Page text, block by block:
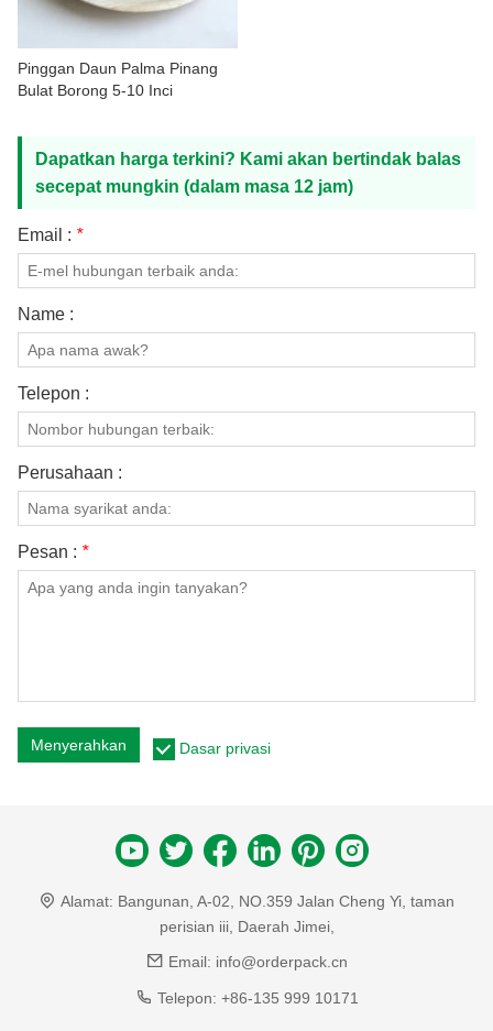
LAWATAN KILANG
HUBUNGI KAMI
Pinggan Daun Palma Pinang
Bulat Borong 5-10 Inci
Dapatkan harga terkini? Kami akan bertindak balas
secepat mungkin (dalam masa 12 jam)
Email : *
Name :
Telepon :
Perusahaan :
Pesan : *
Menyerahkan Dasar privasi
Alamat: Bangunan, A-02, NO.359 Jalan Cheng Yi, taman
perisian iii, Daerah Jimei,
Email: info@orderpack.cn
Telepon: +86-135 999 10171